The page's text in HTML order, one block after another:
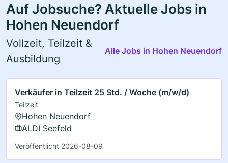
Auf Jobsuche? Aktuelle Jobs in
Hohen Neuendorf
Vollzeit, Teilzeit &
Ausbildung
Alle Jobs in Hohen Neuendorf
Verkäufer in Teilzeit 25 Std. / Woche (m/w/d)
Teilzeit
Hohen Neuendorf
ALDI Seefeld
Veröffentlicht 2026-08-09